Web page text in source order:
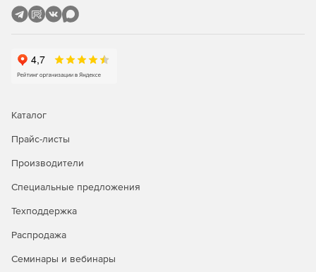
Каталог
Прайс-листы
Производители
Специальные предложения
Техподдержка
Распродажа
Семинары и вебинары